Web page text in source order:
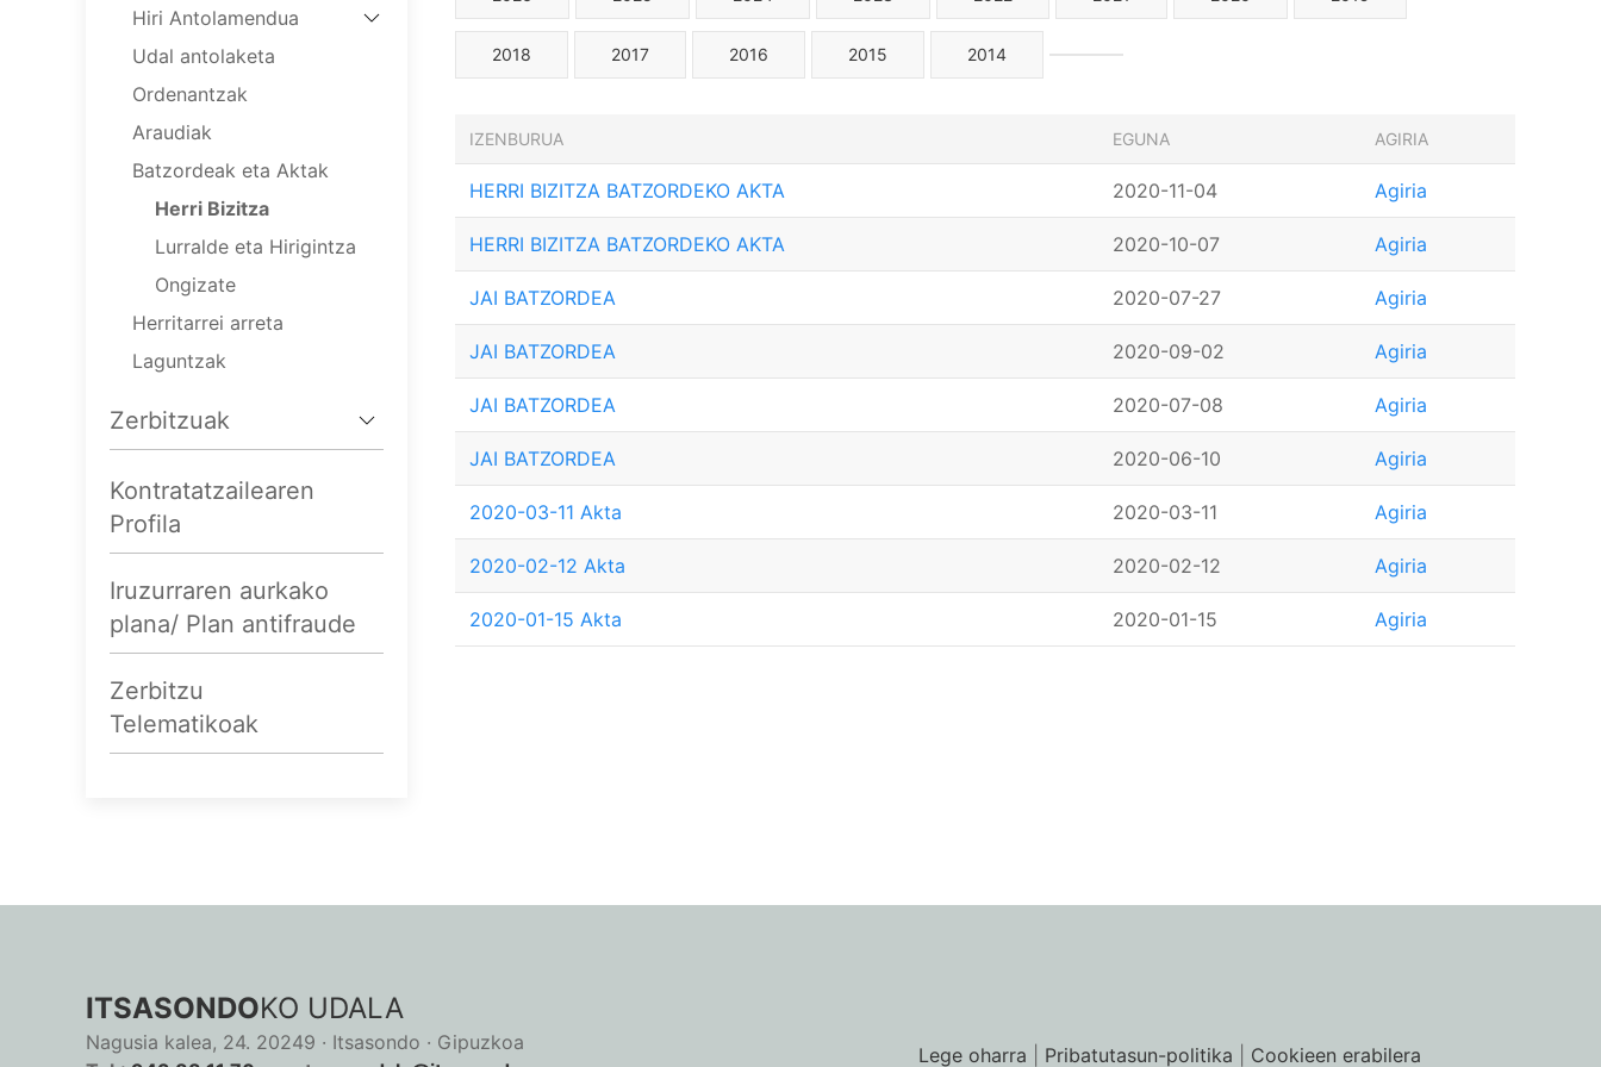
2018 2017 2016 2015 2014
IZENBURUA EGUNA AGIRIA
HERRI BIZITZA BATZORDEKO AKTA 2020-11-04 Agiria
HERRI BIZITZA BATZORDEKO AKTA 2020-10-07 Agiria
JAI BATZORDEA 2020-07-27 Agiria
JAI BATZORDEA 2020-09-02 Agiria
JAI BATZORDEA 2020-07-08 Agiria
JAI BATZORDEA 2020-06-10 Agiria
2020-03-11 Akta 2020-03-11 Agiria
2020-02-12 Akta 2020-02-12 Agiria
2020-01-15 Akta 2020-01-15 Agiria
Hiri Antolamendua
Udal antolaketa
Ordenantzak
Araudiak
Batzordeak eta Aktak
Herri Bizitza
Lurralde eta Hirigintza
Ongizate
Herritarrei arreta
Laguntzak
Zerbitzuak
Kontratatzailearen
Profila
Iruzurraren aurkako
plana/ Plan antifraude
Zerbitzu
Telematikoak
ITSASONDOKO UDALA
Nagusia kalea, 24. 20249 · Itsasondo · Gipuzkoa
Lege oharra Pribatutasun-politika Cookieen erabilera